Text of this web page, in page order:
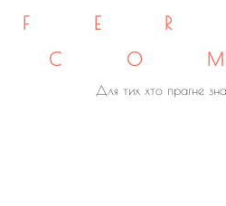
Для тих хто прагне